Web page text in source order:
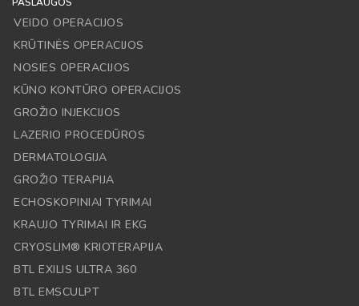
VEIDO OPERACIJOS
KRŪTINĖS OPERACIJOS
NOSIES OPERACIJOS
KŪNO KONTŪRO OPERACIJOS
GROŽIO INJEKCIJOS
LAZERIO PROCEDŪROS
DERMATOLOGIJA
GROŽIO TERAPIJA
ECHOSKOPINIAI TYRIMAI
KRAUJO TYRIMAI IR EKG
CRYOSLIM® KRIOTERAPIJA
BTL EXILIS ULTRA 360
BTL EMSCULPT